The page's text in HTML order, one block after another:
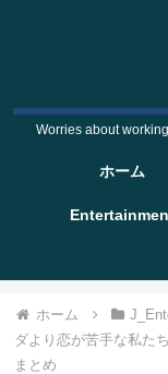
Worries about
ホーム
ホーム
ダより恋が苦手な私た
まとめ